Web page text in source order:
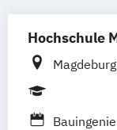
Hochschule
Magdeburg